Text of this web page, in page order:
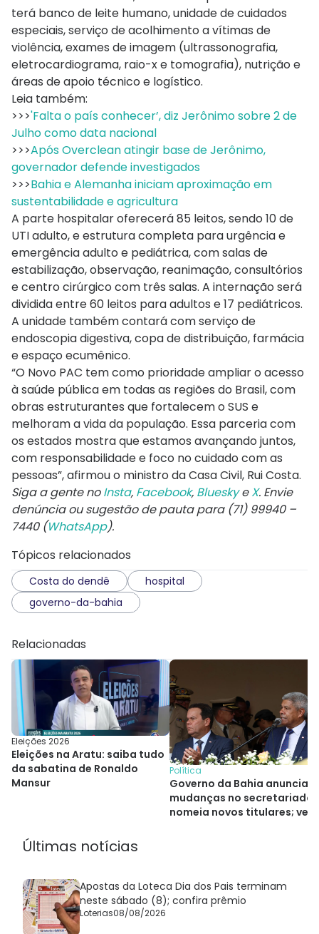
terá banco de leite humano, unidade de cuidados
especiais, serviço de acolhimento a vítimas de
violência, exames de imagem (ultrassonografia,
eletrocardiograma, raio-x e tomografia), nutrição e
áreas de apoio técnico e logístico.
Leia também:
>>>'Falta o país conhecer’, diz Jerônimo sobre 2 de
Julho como data nacional
>>>Após Overclean atingir base de Jerônimo,
governador defende investigados
>>>Bahia e Alemanha iniciam aproximação em
sustentabilidade e agricultura
A parte hospitalar oferecerá 85 leitos, sendo 10 de
UTI adulto, e estrutura completa para urgência e
emergência adulto e pediátrica, com salas de
estabilização, observação, reanimação, consultórios
e centro cirúrgico com três salas. A internação será
dividida entre 60 leitos para adultos e 17 pediátricos.
A unidade também contará com serviço de
endoscopia digestiva, copa de distribuição, farmácia
e espaço ecumênico.
“O Novo PAC tem como prioridade ampliar o acesso
à saúde pública em todas as regiões do Brasil, com
obras estruturantes que fortalecem o SUS e
melhoram a vida da população. Essa parceria com
os estados mostra que estamos avançando juntos,
com responsabilidade e foco no cuidado com as
pessoas”, afirmou o ministro da Casa Civil, Rui Costa.
Siga a gente noInsta, Facebook, BlueskyeX. Envie
denúncia ou sugestão de pauta para (71) 99940 –
7440 (WhatsApp).
Tópicos relacionados
Costa do dendê
hospital
governo-da-bahia
Relacionadas
Eleições 2026
Eleições na Aratu: saiba tudo
da sabatina de Ronaldo
Mansur
Política
Governo da Bahia anuncia
mudanças no secretariado
nomeia novos titulares; veja
Últimas notícias
Apostas da Loteca Dia dos Pais terminam
neste sábado (8); confira prêmio
Loterias08/08/2026